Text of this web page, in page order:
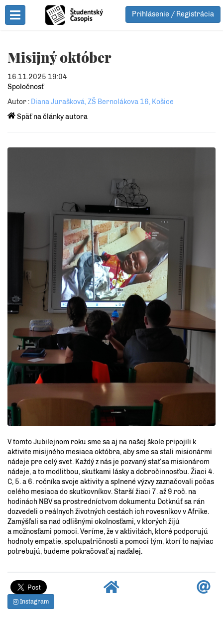
Toggle Menu
Prihlásenie / Registrácia
Misijný október
16.11.2025 19:04
Spoločnosť
Autor : Diana Jurašková, ZŠ Bernolákova 16, Košice
Späť na články autora
V tomto Jubilejnom roku sme sa aj na našej škole pripojili k
aktivite misijného mesiaca októbra, aby sme sa stali misionármi
nádeje pre celý svet. Každý z nás je pozvaný stať sa misionárom
nádeje, a to modlitbou, skutkami lásky a dobročinnosťou. Žiaci 4.
C, 5. a 6. ročníka svoje aktivity a splnené výzvy zaznačovali počas
celého mesiaca do skutkovníkov. Starší žiaci 7. až 9.roč. na
hodinách NBV sa prostredníctvom dokumentu Dotknúť sa rán
dozvedeli o reálnych životných cestách ich rovesníkov v Afrike.
Zamýšľali sa nad odlišnými okolnosťami, v ktorých žijú
a možnosťami pomoci. Veríme, že v aktivitách, ktoré podporujú
hodnoty empatie, spolupatričnosti a pomoci tým, ktorí to najviac
potrebujú, budeme pokračovať aj naďalej.
Instagram